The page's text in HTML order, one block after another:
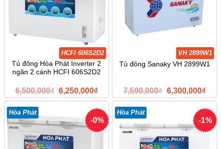
HCFI 606S2D2
Tủ đông Hòa Phát Inverter 2
ngăn 2 cánh HCFI 606S2D2
6,500,000₫ Giá
gốc
6,500,000₫.
6,250,000₫Giá
hiện
là:
6,250,000₫.
VH 2899W1
Tủ đông Sanaky VH 2899W1
7,590,000₫ Giá
gốc
7,590,000₫.
6,300,000₫Giá
hiện
là:
-0%
Hòa Phát
-1%
Hòa Phát